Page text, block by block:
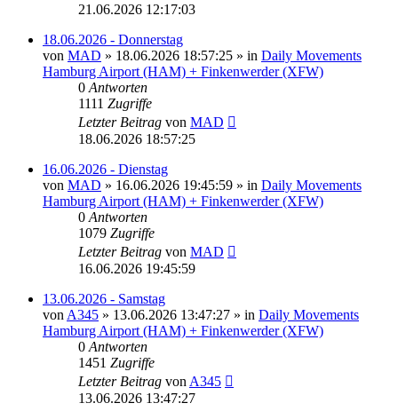
21.06.2026 12:17:03
18.06.2026 - Donnerstag
von MAD » 18.06.2026 18:57:25 » in Daily Movements
Hamburg Airport (HAM) + Finkenwerder (XFW)
0 Antworten
1111 Zugriffe
Letzter Beitrag von MAD
18.06.2026 18:57:25
16.06.2026 - Dienstag
von MAD » 16.06.2026 19:45:59 » in Daily Movements
Hamburg Airport (HAM) + Finkenwerder (XFW)
0 Antworten
1079 Zugriffe
Letzter Beitrag von MAD
16.06.2026 19:45:59
13.06.2026 - Samstag
von A345 » 13.06.2026 13:47:27 » in Daily Movements
Hamburg Airport (HAM) + Finkenwerder (XFW)
0 Antworten
1451 Zugriffe
Letzter Beitrag von A345
13.06.2026 13:47:27